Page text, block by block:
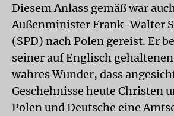
Diesem Anlass gemäß war
Außenminister Frank-Walter
(SPD) nach Polen gereist. Er
seiner auf Englisch
wahres Wunder, dass
Geschehnisse heute Christen
Polen und Deutsche eine